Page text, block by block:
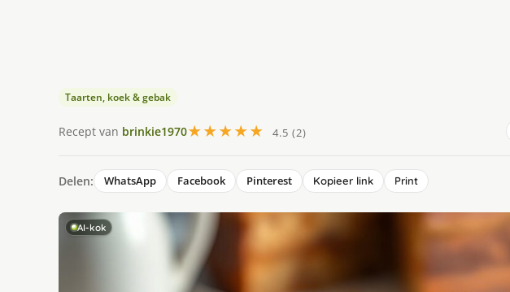
Taarten, koek & gebak
Recept van brinkie1970★★★★★ 4.5 (2)
Delen: WhatsApp Facebook Pinterest Kopieer link Print
AI-kok